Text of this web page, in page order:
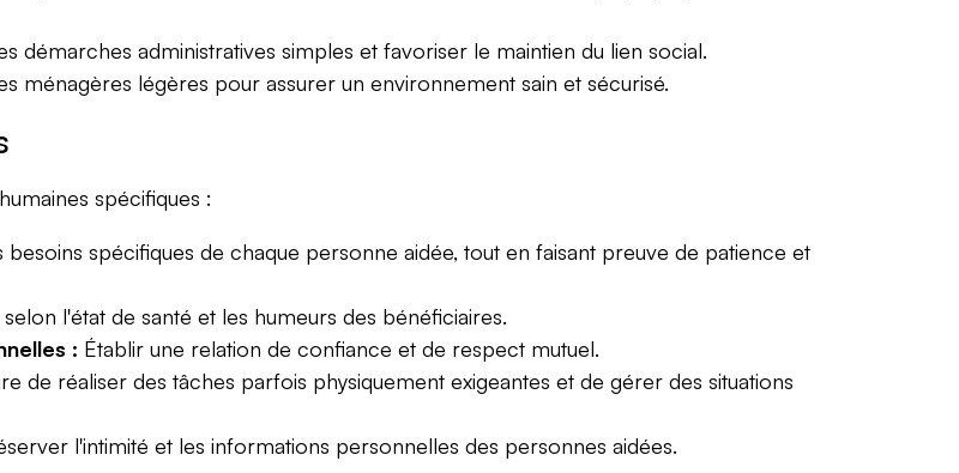
démarches administratives simples et favoriser le maintien du lien social.
ménagères légères pour assurer un environnement sain et sécurisé.
spécifiques :
spécifiques de chaque personne aidée, tout en faisant preuve de patience et
l'état de santé et les humeurs des bénéficiaires.
: Établir une relation de confiance et de respect mutuel.
de réaliser des tâches parfois physiquement exigeantes et de gérer des situations
l'intimité et les informations personnelles des personnes aidées.